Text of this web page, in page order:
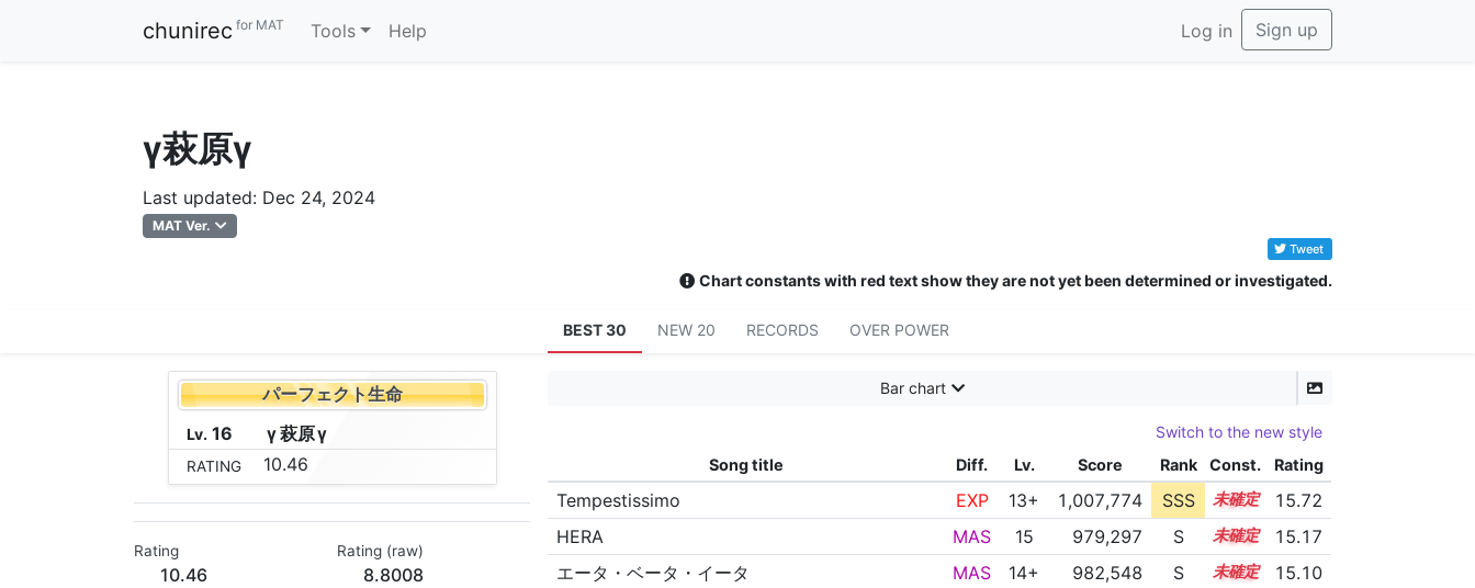
chunirec for MAT Tools Help Log in Sign up
γ萩原γ
Last updated: Dec 24, 2024
MAT Ver.
Tweet
Chart constants with red text show they are not yet been determined or investigated.
BEST 30 NEW 20 RECORDS OVER POWER
パーフェクト生命
Lv. 16 γ萩原γ
RATING 10.46
Rating
10.46
Rating (raw)
8.8008
Bar chart
Switch to the new style
Song title
Diff. Lv. Score Rank Const. Rating
Tempestissimo EXP 13+ 1,007,774 SSS 13.7
15.72
HERA
MAS 15 979,297 S 15.0
15.17
エータ・ベータ・イータ
MAS 14+ 982,548 S 14.8
15.10